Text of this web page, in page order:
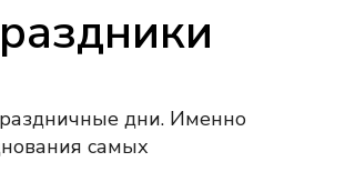
дни. Именно
самых